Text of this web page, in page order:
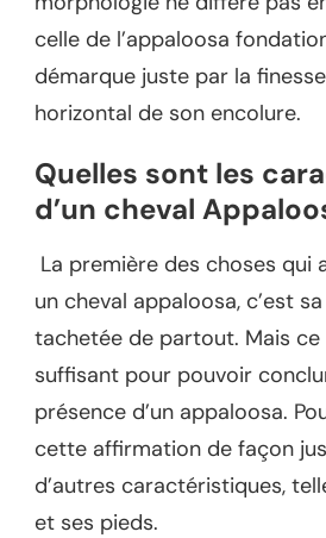
celle de l’appaloosa
démarque juste par la
horizontal de son encolure.
Quelles sont les
d’un cheval
La première des choses qui
un cheval appaloosa, c’est
tachetée de partout. Mais ce
suffisant pour pouvoir
présence d’un appaloosa.
cette affirmation de façon
d’autres caractéristiques,
et ses pieds.